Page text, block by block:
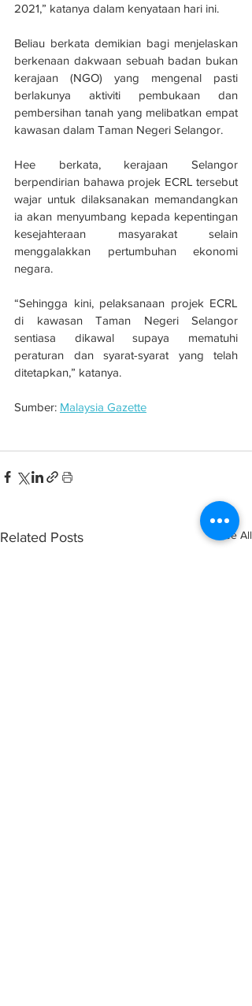
2021,” katanya dalam kenyataan hari ini.
Beliau berkata demikian bagi menjelaskan
berkenaan dakwaan sebuah badan bukan
kerajaan (NGO) yang mengenal pasti
berlakunya aktiviti pembukaan dan
pembersihan tanah yang melibatkan empat
kawasan dalam Taman Negeri Selangor.
Hee berkata, kerajaan Selangor
berpendirian bahawa projek ECRL tersebut
wajar untuk dilaksanakan memandangkan
ia akan menyumbang kepada kepentingan
kesejahteraan masyarakat selain
menggalakkan pertumbuhan ekonomi
negara.
“Sehingga kini, pelaksanaan projek ECRL
di kawasan Taman Negeri Selangor
sentiasa dikawal supaya mematuhi
peraturan dan syarat-syarat yang telah
ditetapkan,” katanya.
Sumber: Malaysia Gazette
Related Posts See All